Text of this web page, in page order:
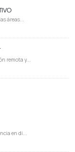
áreas...
remota y...
en di...